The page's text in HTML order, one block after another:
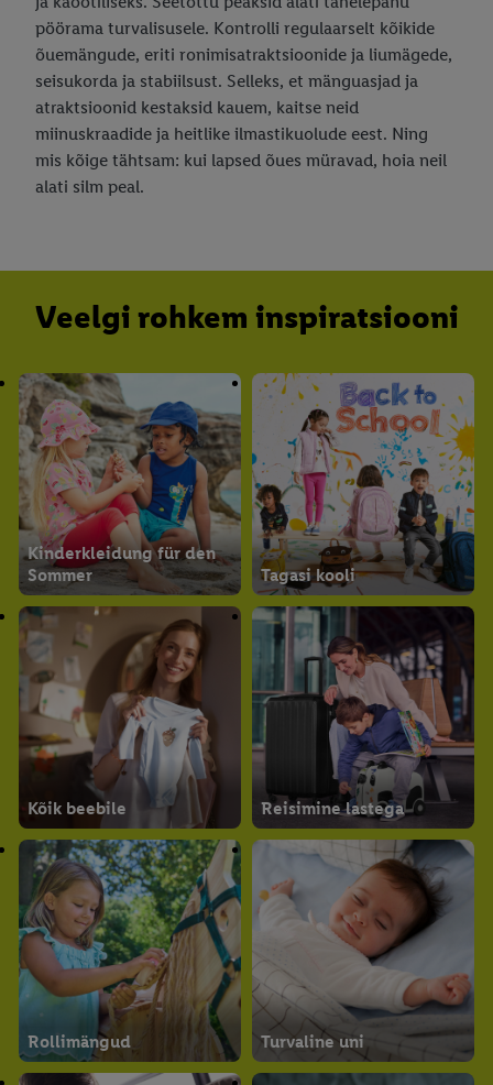
pöörama turvalisusele. Kontrolli regulaarselt kõikide
õuemängude, eriti ronimisatraktsioonide ja liumägede,
seisukorda ja stabiilsust. Selleks, et mänguasjad ja
atraktsioonid kestaksid kauem, kaitse neid
miinuskraadide ja heitlike ilmastikuolude eest. Ning
mis kõige tähtsam: kui lapsed õues müravad, hoia neil
alati silm peal.
Veelgi rohkem inspiratsiooni
Kinderkleidung für den
Sommer
Tagasi kooli
Kõik beebile Reisimine lastega
Rollimängud Turvaline uni